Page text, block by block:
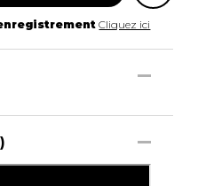
Cliquez ici